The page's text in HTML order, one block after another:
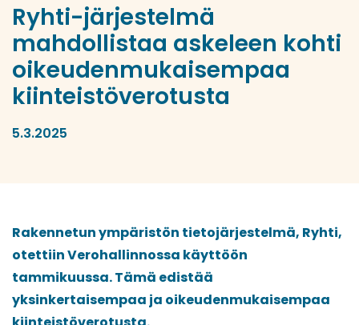
Ryhti-järjestelmä
mahdollistaa askeleen kohti
oikeudenmukaisempaa
kiinteistöverotusta
5.3.2025
Rakennetun ympäristön tietojärjestelmä, Ryhti,
otettiin Verohallinnossa käyttöön
tammikuussa. Tämä edistää
yksinkertaisempaa ja oikeudenmukaisempaa